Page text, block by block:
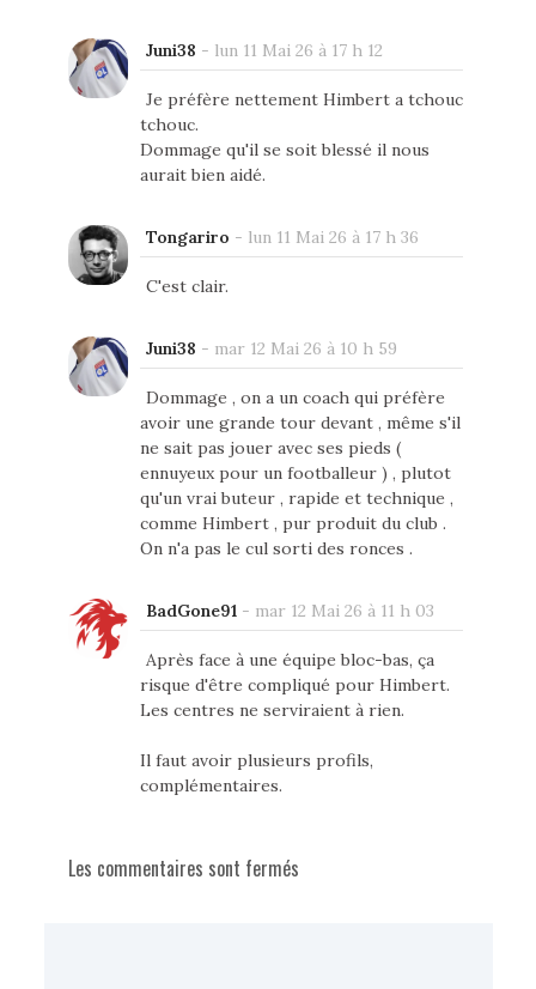
Juni38 - lun 11 Mai 26 à 17 h 12
Je préfère nettement Himbert a tchouc
tchouc.
Dommage qu'il se soit blessé il nous
aurait bien aidé.
Tongariro - lun 11 Mai 26 à 17 h 36
C'est clair.
Juni38 - mar 12 Mai 26 à 10 h 59
Dommage , on a un coach qui préfère
avoir une grande tour devant , même s'il
ne sait pas jouer avec ses pieds (
ennuyeux pour un footballeur ) , plutot
qu'un vrai buteur , rapide et technique ,
comme Himbert , pur produit du club .
On n'a pas le cul sorti des ronces .
BadGone91 - mar 12 Mai 26 à 11 h 03
Après face à une équipe bloc-bas, ça
risque d'être compliqué pour Himbert.
Les centres ne serviraient à rien.
Il faut avoir plusieurs profils,
complémentaires.
Les commentaires sont fermés